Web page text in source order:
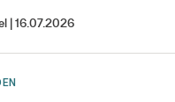
16.07.2026